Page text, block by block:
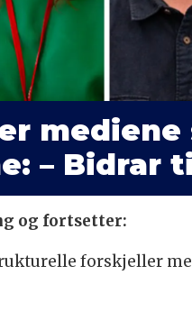
mediene
– Bidrar
og fortsetter:
forskjeller